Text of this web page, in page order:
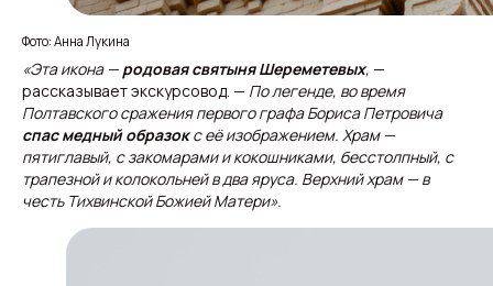
Фото: Анна Лукина
«Эта икона —родовая святыня Шереметевых, —
рассказывает экскурсовод. — По легенде, во время
Полтавского сражения первого графа Бориса Петровича
спас медный образокс её изображением. Храм —
пятиглавый, с закомарами и кокошниками, бесстолпный, с
трапезной и колокольней в два яруса. Верхний храм — в
честь Тихвинской Божией Матери».